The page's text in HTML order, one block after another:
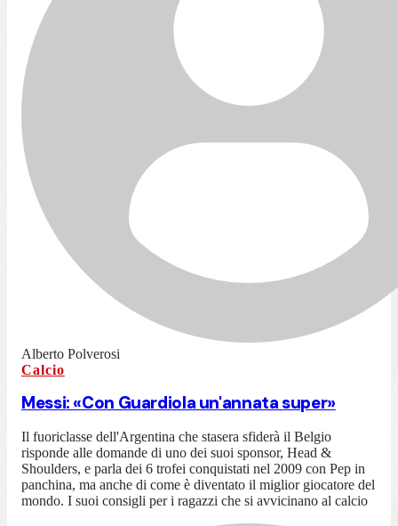
Alberto Polverosi
Calcio
Messi: «Con Guardiola un'annata super»
Il fuoriclasse dell'Argentina che stasera sfiderà il Belgio
risponde alle domande di uno dei suoi sponsor, Head &
Shoulders, e parla dei 6 trofei conquistati nel 2009 con Pep in
panchina, ma anche di come è diventato il miglior giocatore del
mondo. I suoi consigli per i ragazzi che si avvicinano al calcio